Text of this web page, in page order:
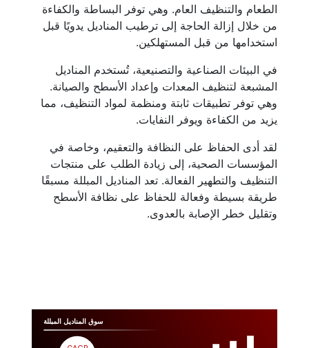
الطعام والتنظيف العام. وهي توفر البساطة والكفاءة
من خلال إزالة الحاجة إلى ترطيب المناديل يدويًا قبل
استخدامها من قبل المستهلكين.
في البيئات الصناعية والتصنيعية، تُستخدم المناديل
المشبعة لتنظيف المعدات وإعداد الأسطح والصيانة.
وهي توفر تطبيقات ثابتة ومنظمة لمواد التنظيف، مما
يزيد من الكفاءة ويوفر النفايات.
لقد أدى الحفاظ على النظافة والتعقيم، وخاصة في
المؤسسات الصحية، إلى زيادة الطلب على منتجات
التنظيف والتطهير الفعالة. تعد المناديل المبللة مسبقًا
طريقة بسيطة وفعالة للحفاظ على نظافة الأسطح
وتقليل خطر الإصابة بالعدوى.
سوق المناديل المبللة